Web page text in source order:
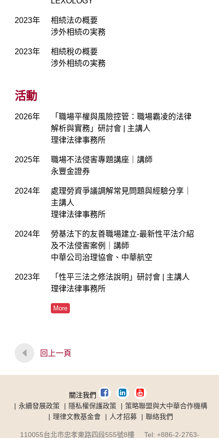
2023年
相続法の概要
涉外相続の実務
2023年
相続稅の概要
涉外相続の実務
活動
2026年
「職場平權與風險控管：職場霸凌的法律
解析與實務」研討會 | 主講人
理律法律事務所
2025年
職場不法侵害專題講座｜講師
永豐金證券
2024年
處理勞資爭議調解常見問題與經驗分享｜
主講人
理律法律事務所
2024年
勞基法下的友善職場建立-最新性平法介紹
及不法侵害案例｜講師
中華公司治理協會、中華航空
2023年
「性平三法之修法說明」研討會 | 主講人
理律法律事務所
More
回上一頁
關注我們
永續發展政策
隱私權保護政策
策略聯盟與大中華合作機構
理律文教基金會
人才招募 聯絡我們
110055台北市忠孝東路四段555號8樓 Tel: +886-2-2763-